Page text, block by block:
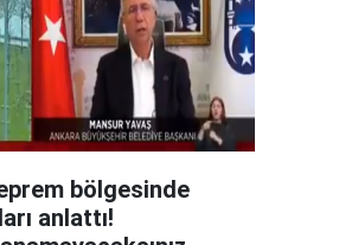
bölgesinde
anlattı!